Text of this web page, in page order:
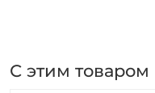
С этим товаром